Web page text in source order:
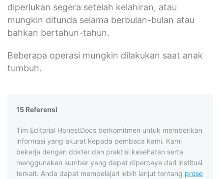
diperlukan segera setelah kelahiran, atau
mungkin ditunda selama berbulan-bulan atau
bahkan bertahun-tahun.
Beberapa operasi mungkin dilakukan saat anak
tumbuh.
15 Referensi
Tim Editorial HonestDocs berkomitmen untuk memberikan
informasi yang akurat kepada pembaca kami. Kami
bekerja dengan dokter dan praktisi kesehatan serta
menggunakan sumber yang dapat dipercaya dari institusi
terkait. Anda dapat mempelajari lebih lanjut tentang prose